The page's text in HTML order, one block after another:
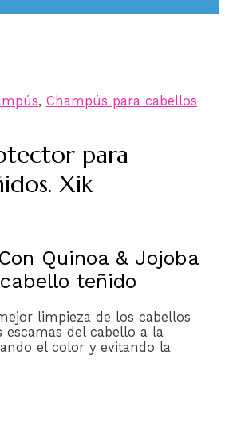
, Champús para cabellos
para
Xik
Quinoa & Jojoba
teñido
limpieza de los cabellos
escamas del cabello a la
el color y evitando la